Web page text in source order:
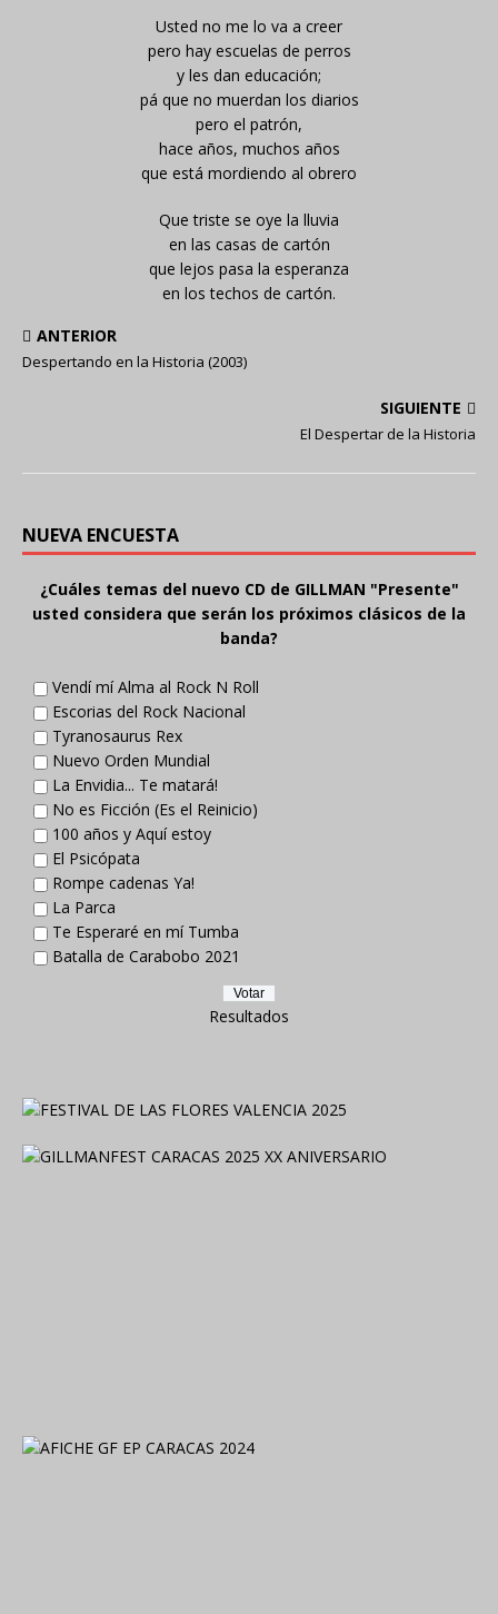
Usted no me lo va a creer
pero hay escuelas de perros
y les dan educación;
pá que no muerdan los diarios
pero el patrón,
hace años, muchos años
que está mordiendo al obrero
Que triste se oye la lluvia
en las casas de cartón
que lejos pasa la esperanza
en los techos de cartón.
ANTERIOR
Despertando en la Historia (2003)
SIGUIENTE
El Despertar de la Historia
NUEVA ENCUESTA
¿Cuáles temas del nuevo CD de GILLMAN "Presente"
usted considera que serán los próximos clásicos de la
banda?
Vendí mí Alma al Rock N Roll
Escorias del Rock Nacional
Tyranosaurus Rex
Nuevo Orden Mundial
La Envidia... Te matará!
No es Ficción (Es el Reinicio)
100 años y Aquí estoy
El Psicópata
Rompe cadenas Ya!
La Parca
Te Esperaré en mí Tumba
Batalla de Carabobo 2021
Resultados